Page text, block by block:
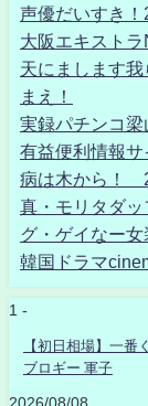
声優だいすき
大阪エキスト
天にまします
まえ！
実録パチンコ
有益便利情報サ
病は木から！
真・モリタダ
グ・ゲイなー
韓国ドラマ
1 -
【初日相場】一番
ブロギー 軍子
2026/08/08